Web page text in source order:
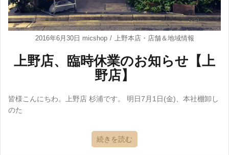
2016年6月30日 micshop 上野本店・ 店舗＆地域情報
上野店、臨時休業のお知らせ【上
野店】
皆様こんにちわ。上野店 杉浦です。 明日7月1日(金)、本社棚卸し
のた
続きを読む